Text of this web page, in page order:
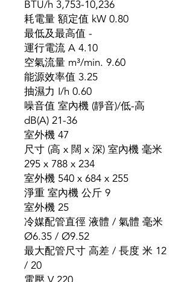
BTU/h 3,753-10,236
耗電量 額定值 kW 0.80
最低及最高值 -
運行電流 A 4.10
空氣流量 m³/min. 9.60
能源效率值 3.25
抽濕力 I/h 0.60
噪音值 室內機 (靜音)/低-高
dB(A) 21-36
室外機 47
尺寸 (高 x 闊 x 深) 室內機 毫米
295 x 788 x 234
室外機 540 x 684 x 255
淨重 室內機 公斤 9
室外機 25
冷媒配管直徑 液體 / 氣體 毫米
Ø6.35 / Ø9.52
最大配管尺寸 高差 / 長度 米 12
/ 20